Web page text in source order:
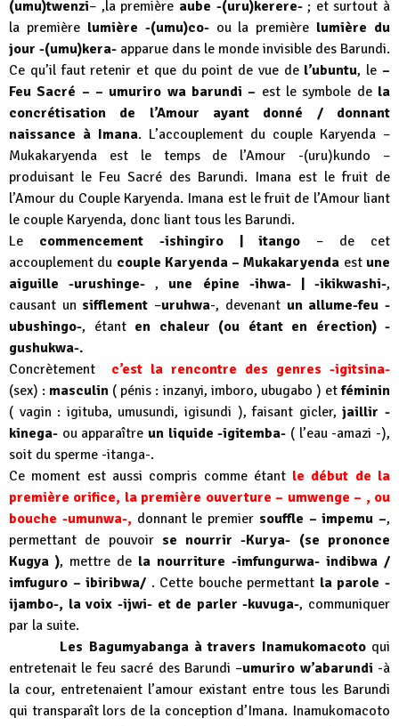
(umu)twenzi– ,la première aube -(uru)kerere-; et surtout à
la premièrelumière -(umu)co-ou la première lumière du
jour -(umu)kera- apparue dans le monde invisible des Barundi.
Ce qu’il faut retenir et que du point de vue del’ubuntu, le –
Feu Sacré – – umuriro wa barundi – est le symbole de la
concrétisation de l’Amour ayant donné / donnant
naissance à Imana. L’accouplement du couple Karyenda –
Mukakaryenda est le temps de l’Amour -(uru)kundo –
produisant le Feu Sacré des Barundi. Imana est le fruit de
l’Amour du Couple Karyenda. Imana est le fruit de l’Amour liant
le couple Karyenda, donc liant tous les Barundi.
Le commencement -ishingiro | itango – de cet
accouplement du couple Karyenda – Mukakaryenda estune
aiguille -urushinge- ,une épine -ihwa- | -ikikwashi-,
causant unsifflement –uruhwa-, devenant un allume-feu -
ubushingo-, étant en chaleur (ou étant en érection) -
gushukwa-.
Concrètement c’est la rencontre des genres -igitsina-
(sex) : masculin ( pénis : inzanyi, imboro, ubugabo ) etféminin
( vagin : igituba, umusundi, igisundi ), faisant gicler,jaillir -
kinega- ou apparaître un liquide -igitemba- ( l’eau -amazi -),
soit du sperme -itanga-.
Ce moment est aussi compris comme étantle début de la
première orifice, la première ouverture – umwenge – , ou
bouche -umunwa-, donnant le premier souffle – impemu –,
permettant de pouvoirse nourrir -Kurya- (se prononce
Kugya ), mettre de la nourriture -imfungurwa- indibwa /
imfuguro – ibiribwa/ . Cette bouche permettant la parole -
ijambo-, la voix -ijwi- et de parler -kuvuga-, communiquer
par la suite.
Les Bagumyabanga à travers Inamukomacotoqui
entretenait le feu sacré des Barundi –umuriro w’abarundi -à
la cour, entretenaient l’amour existant entre tous les Barundi
qui transparaît lors de la conception d’Imana. Inamukomacoto